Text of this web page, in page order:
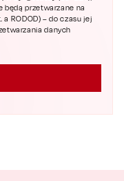
będą przetwarzane na
RODOD) – do czasu jej
danych